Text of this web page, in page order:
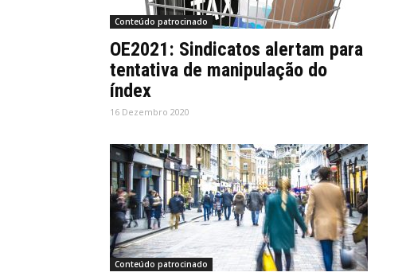
Conteúdo patrocinado
OE2021: Sindicatos alertam para
tentativa de manipulação do
índex
16 Dezembro 2020
Conteúdo patrocinado